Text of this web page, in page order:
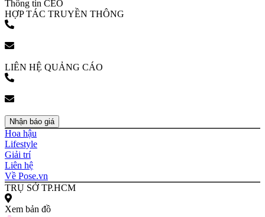
Thông tin CEO
HỢP TÁC TRUYỀN THÔNG
LIÊN HỆ QUẢNG CÁO
Nhận báo giá
Hoa hậu
Lifestyle
Giải trí
Liên hệ
Về Pose.vn
TRỤ SỞ TP.HCM
Xem bản đồ